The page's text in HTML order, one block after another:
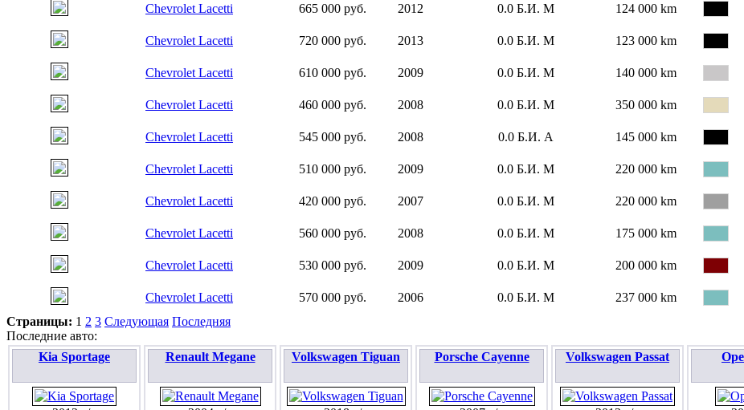
Chevrolet Lacetti 665 000 руб. 2012 0.0 Б.И. М 124 000 km
Chevrolet Lacetti 720 000 руб. 2013 0.0 Б.И. М 123 000 km
Chevrolet Lacetti 610 000 руб. 2009 0.0 Б.И. М 140 000 km
Chevrolet Lacetti 460 000 руб. 2008 0.0 Б.И. М 350 000 km
Chevrolet Lacetti 545 000 руб. 2008 0.0 Б.И. А 145 000 km
Chevrolet Lacetti 510 000 руб. 2009 0.0 Б.И. М 220 000 km
Chevrolet Lacetti 420 000 руб. 2007 0.0 Б.И. М 220 000 km
Chevrolet Lacetti 560 000 руб. 2008 0.0 Б.И. М 175 000 km
Chevrolet Lacetti 530 000 руб. 2009 0.0 Б.И. М 200 000 km
Chevrolet Lacetti 570 000 руб. 2006 0.0 Б.И. М 237 000 km
Страницы: 1 2 3 Следующая Последняя
Последние авто:
Kia Sportage
Renault Megane Volkswagen Tiguan Porsche Cayenne Volkswagen Passat